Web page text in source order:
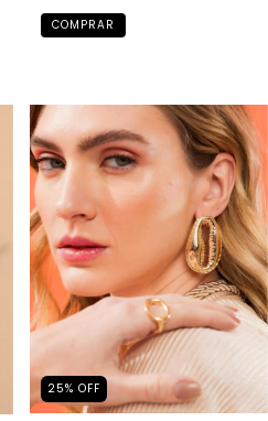
COMPRAR
25% OFF